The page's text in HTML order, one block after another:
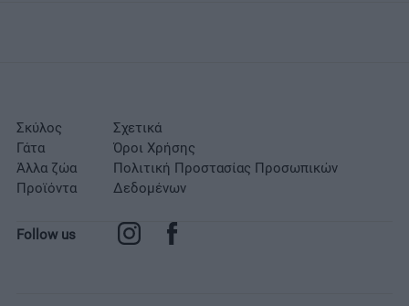
Σκύλος
Γάτα
Άλλα ζώα
Προϊόντα
Σχετικά
Όροι Χρήσης
Πολιτική Προστασίας Προσωπικών
Δεδομένων
Follow us